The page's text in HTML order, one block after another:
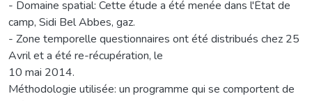
- Domaine spatial: Cette étude a été menée dans l'État de
camp, Sidi Bel Abbes, gaz.
- Zone temporelle questionnaires ont été distribués chez 25
Avril et a été re-récupération, le
10 mai 2014.
Méthodologie utilisée: un programme qui se comportent de